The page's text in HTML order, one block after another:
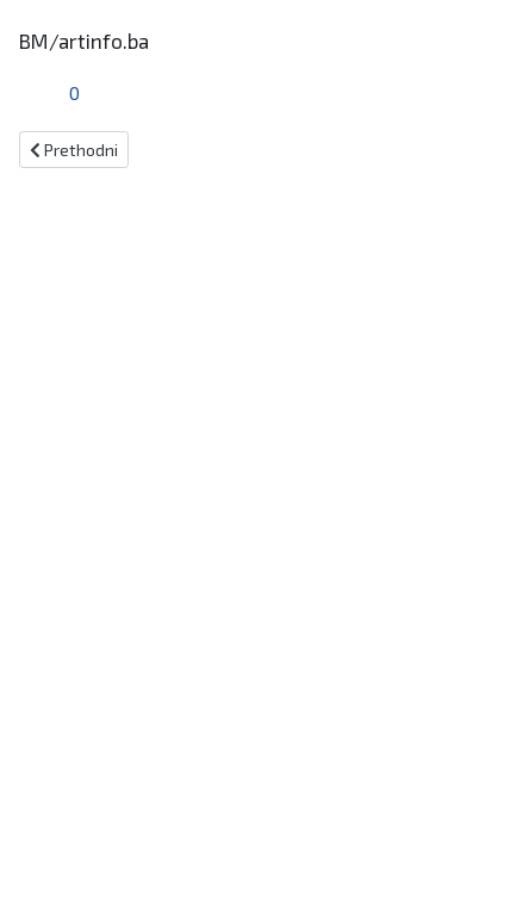
BM/artinfo.ba
0
Prethodni članak: Hrvatsko polufinale Australian opena u dublu!
Prethodni